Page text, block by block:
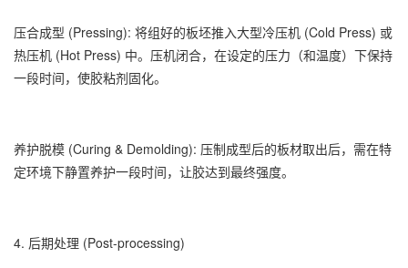
压合成型 (Pressing): 将组好的板坯推入大型冷压机 (Cold Press) 或
热压机 (Hot Press) 中。压机闭合，在设定的压力（和温度）下保持
一段时间，使胶粘剂固化。
养护脱模 (Curing & Demolding): 压制成型后的板材取出后，需在特
定环境下静置养护一段时间，让胶达到最终强度。
4. 后期处理 (Post-processing)